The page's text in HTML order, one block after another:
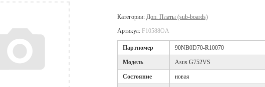
Категории: Доп. Платы (sub-boards)
Артикул: F10588OA
Партномер 90NB0D70-R10070
Модель Asus G752VS
Cостояние новая